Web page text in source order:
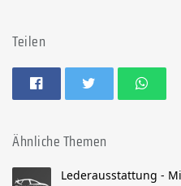
Teilen
Ähnliche Themen
Lederausstattung -